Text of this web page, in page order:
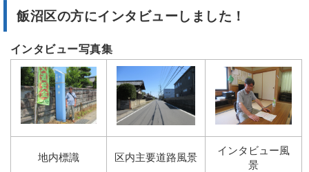
飯沼区の方にインタビューしました！
インタビュー写真集
地内標識 区内主要道路風景
インタビュー風
景